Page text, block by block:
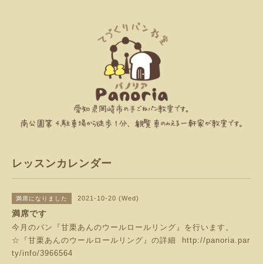
レッスンカレンダー
満席になりました 2021-10-20 (Wed)
満席です
今月のパン『甘栗あんのウールロールリング』を行います。
☆『甘栗あんのウールロールリング』の詳細
http://panoria.par
ty/info/3966564